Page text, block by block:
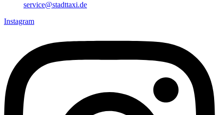
service@stadttaxi.de
Instagram